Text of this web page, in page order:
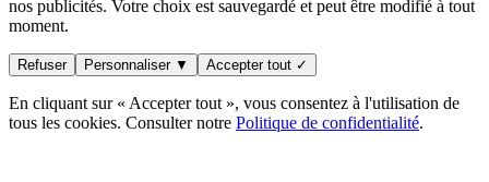
nos publicités. Votre choix est sauvegardé et peut être modifié à tout
moment.
Refuser Personnaliser ▼ Accepter tout ✓
En cliquant sur « Accepter tout », vous consentez à l'utilisation de
tous les cookies. Consulter notre Politique de confidentialité.